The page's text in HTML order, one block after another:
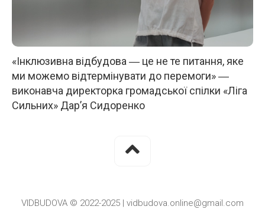
«Інклюзивна відбудова ― це не те питання, яке
ми можемо відтермінувати до перемоги» ―
виконавча директорка громадської спілки «Ліга
Сильних» Дар’я Сидоренко
VIDBUDOVA © 2022-2025 | vidbudova.online@gmail.com